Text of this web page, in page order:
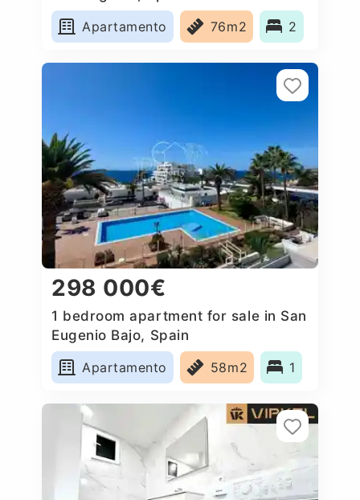
Apartamento
76m2 2
298 000€
1 bedroom apartment for sale in San
Eugenio Bajo, Spain
Apartamento
58m2 1